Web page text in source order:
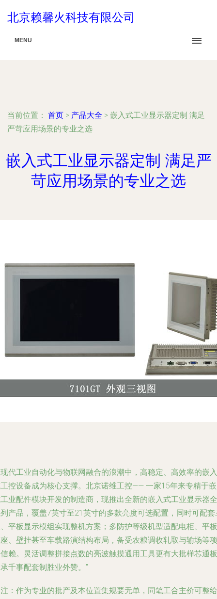
北京赖馨火科技有限公司
MENU
当前位置： 首页 > 产品大全 > 嵌入式工业显示器定制 满足
严苛应用场景的专业之选
嵌入式工业显示器定制 满足严
苛应用场景的专业之选
代工业自动化与物联网融合的浪潮中，高稳定、高效率的嵌入
控设备成为核心支撑。北京诺维工控—— 一家15年来专精于
业配件模块开发的制造商，现推出全新的嵌入式工业显示器全
产品，覆盖7英寸至21英寸的多款亮度可选配置，同时可配套
平板显示模组实现整机方案；多防护等级机型适配电柜、平板
、壁挂甚至车载路演结构布局，备受农粮调收轧取与输场等项
赖。灵活调整拼接点数的亮波触摸通用工具更有大批样芯通板
千事配套制胜业外赞。”
：作为专业的批产及本位置集规要无单，同笔工合主价可整给